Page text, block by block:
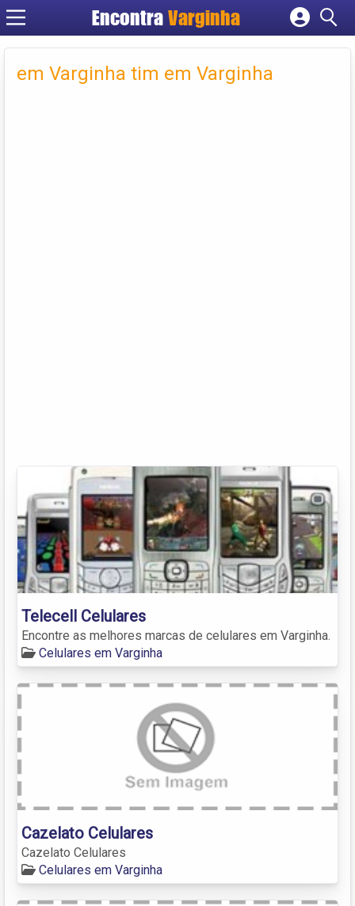
EncontraVarginha
Cadastrar empresa
Criar conta
em Varginha tim em Varginha
Telecell Celulares
Encontre as melhores marcas de celulares em Varginha.
Celulares em Varginha
Cazelato Celulares
Cazelato Celulares
Celulares em Varginha